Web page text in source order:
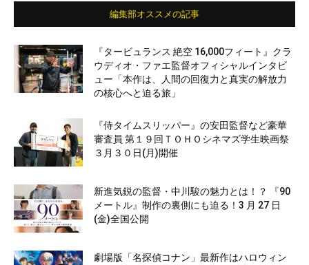
編集部オススメの記事
『タービュランス 絶空 16,000フィート』クラ
ウディオ・ファエ監督オフィシャルインタビ
ュー「本作は、人間の回復力と真実の解放力
の核心へと迫る旅」
『侍タイムスリッパー』の安田監督など豪華
審査員 第１９回ＴＯＨＯシネマズ学生映画祭
３月３０日(月)開催
新進気鋭の監督・中川駿の魅力とは！？ 『90
メートル』制作の裏側にも迫る！3 月 27 日
(金)全国公開
劇場版「名探偵コナン」最新作はハロウィン